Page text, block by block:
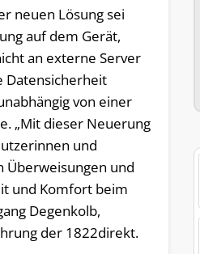
neuen Lösung sei
auf dem Gerät,
an externe Server
Datensicherheit
von einer
„Mit dieser Neuerung
und
Überweisungen und
und Komfort beim
Degenkolb,
der 1822direkt.